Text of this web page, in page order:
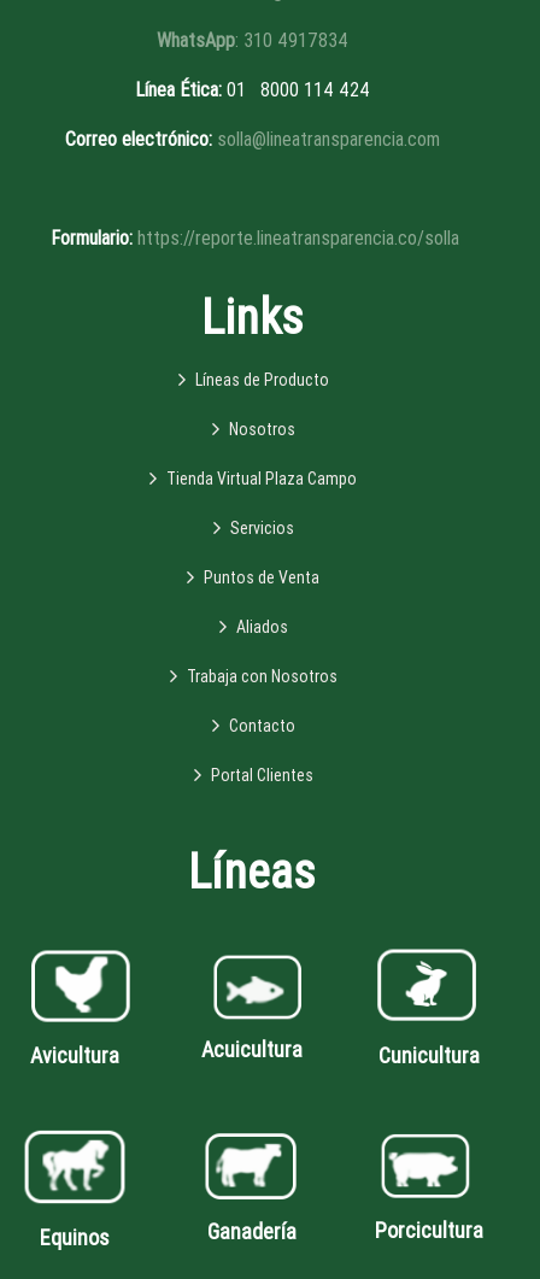
WhatsApp: 310 4917834
Línea Ética:01 8000 114 424
Correo electrónico: solla@lineatransparencia.com
Formulario: https://reporte.lineatransparencia.co/solla
Links
Líneas de Producto
Nosotros
Tienda Virtual Plaza Campo
Servicios
Puntos de Venta
Aliados
Trabaja con Nosotros
Contacto
Portal Clientes
Líneas
Avicultura Acuicultura Cunicultura
Equinos Ganadería Porcicultura